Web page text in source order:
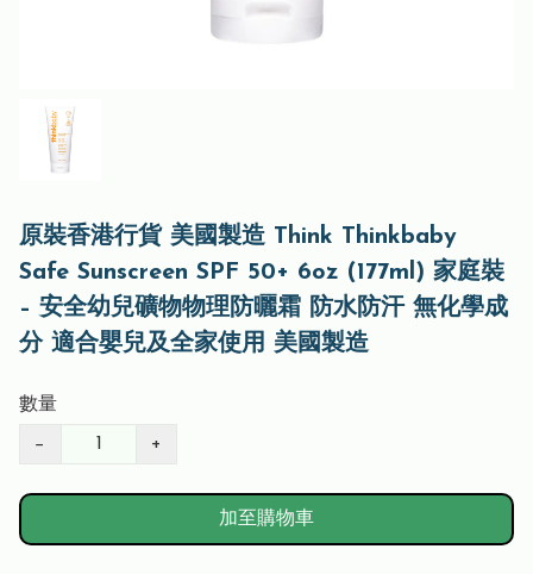
原裝香港行貨 美國製造 Think Thinkbaby
Safe Sunscreen SPF 50+ 6oz (177ml) 家庭裝
– 安全幼兒礦物物理防曬霜 防水防汗 無化學成
分 適合嬰兒及全家使用 美國製造
數量
− +
加至購物車